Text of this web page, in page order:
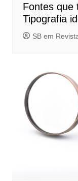
Fontes que
Tipografia
SB em